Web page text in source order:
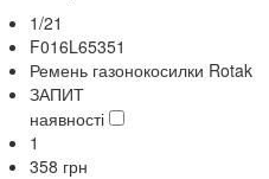
1/21
F016L65351
Ремень газонокосилки Rotak
ЗАПИТ
наявності
1
358 грн